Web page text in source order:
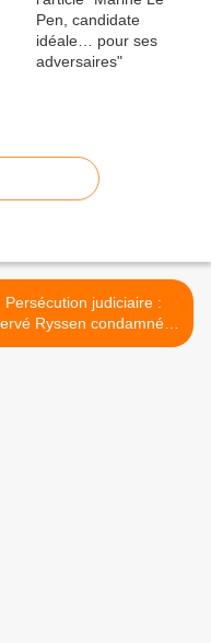
Persécution judiciaire :
Ryssen condamné à
trois mois de prison ferme >